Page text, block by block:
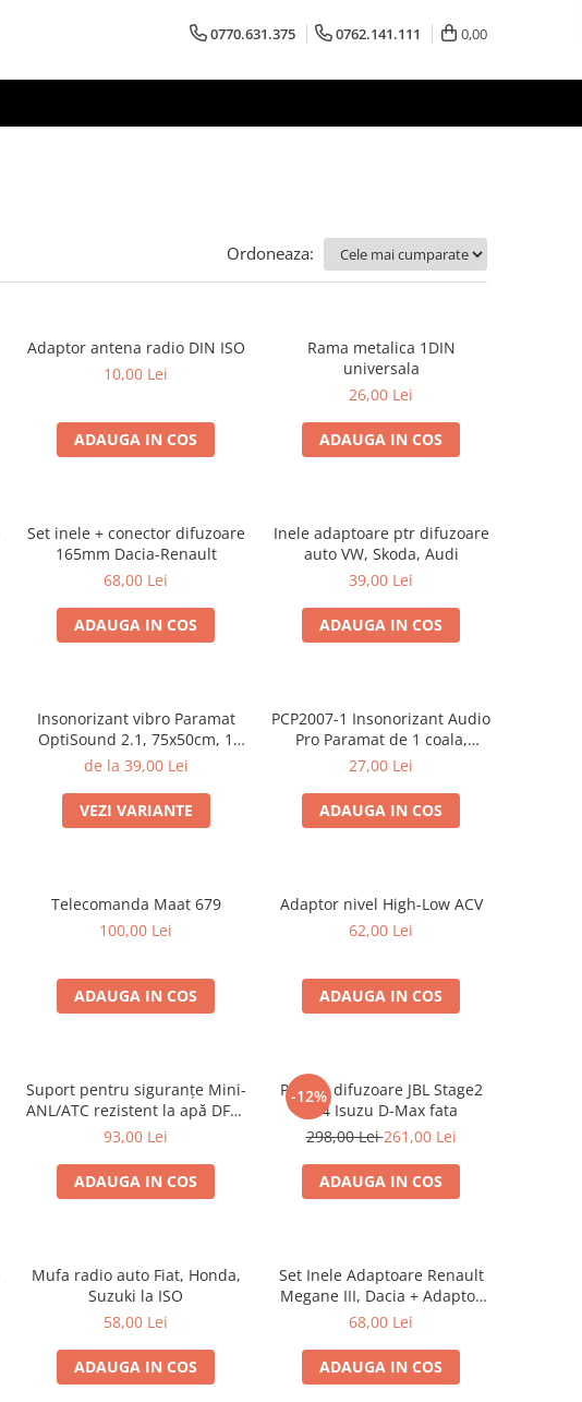
0770.631.375 0762.141.111 0,00
Ordoneaza:
Adaptor antena radio DIN ISO
10,00 Lei
ADAUGA IN COS
Rama metalica 1DIN
universala
26,00 Lei
ADAUGA IN COS
Set inele + conector difuzoare
165mm Dacia-Renault
68,00 Lei
ADAUGA IN COS
Inele adaptoare ptr difuzoare
auto VW, Skoda, Audi
39,00 Lei
ADAUGA IN COS
Insonorizant vibro Paramat
OptiSound 2.1, 75x50cm, 1
coala
de la 39,00 Lei
VEZI VARIANTE
PCP2007-1 Insonorizant Audio
Pro Paramat de 1 coala,
spuma de 6mm grosime,
27,00 Lei
ADAUGA IN COS
Telecomanda Maat 679
100,00 Lei
ADAUGA IN COS
Adaptor nivel High-Low ACV
62,00 Lei
ADAUGA IN COS
Suport pentru siguranțe Mini-
ANL/ATC rezistent la apă DFH-
WP-ANL
93,00 Lei
ADAUGA IN COS
-12%
Pachet difuzoare JBL Stage2
624 Isuzu D-Max fata
298,00 Lei261,00 Lei
ADAUGA IN COS
Mufa radio auto Fiat, Honda,
Suzuki la ISO
58,00 Lei
ADAUGA IN COS
Set Inele Adaptoare Renault
Megane III, Dacia + Adaptor
conector difuzor
68,00 Lei
ADAUGA IN COS